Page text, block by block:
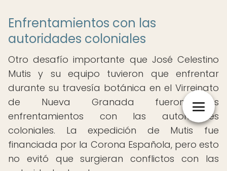
Enfrentamientos con las
autoridades coloniales
Otro desafío importante que José Celestino
Mutis y su equipo tuvieron que enfrentar
durante su travesía botánica en el Virreinato
de Nueva Granada fueron los
enfrentamientos con las autoridades
coloniales. La expedición de Mutis fue
financiada por la Corona Española, pero esto
no evitó que surgieran conflictos con las